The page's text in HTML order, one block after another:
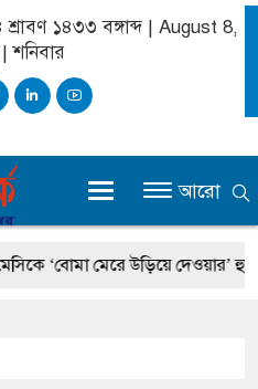
শ্রাবণ ১৪৩৩ বঙ্গাব্দ | August 8,
|শনিবার
আরো
‘বোমা মেরে উড়িয়ে দেওয়ার’ হুমকি,